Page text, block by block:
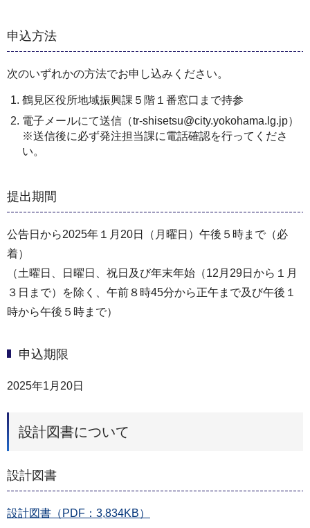
申込方法
次のいずれかの方法でお申し込みください。
鶴見区役所地域振興課５階１番窓口まで持参
電子メールにて送信（tr-shisetsu@city.yokohama.lg.jp）
※送信後に必ず発注担当課に電話確認を行ってくださ
い。
提出期間
公告日から2025年１月20日（月曜日）午後５時まで（必
着）
（土曜日、日曜日、祝日及び年末年始（12月29日から１月
３日まで）を除く、午前８時45分から正午まで及び午後１
時から午後５時まで）
申込期限
2025年1月20日
設計図書について
設計図書
設計図書（PDF：3,834KB）